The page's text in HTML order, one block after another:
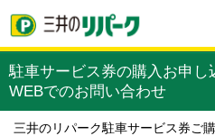
駐車サービス券の購入お申し
WEBでのお問い合わせ
三井のリパーク駐車サービス券ご